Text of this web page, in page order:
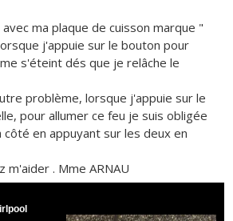
ma plaque de cuisson marque "
j'appuie sur le bouton pour
s'éteint dés que je relâche le
problème, lorsque j'appuie sur le
pour allumer ce feu je suis obligée
en appuyant sur les deux en
m'aider . Mme ARNAU